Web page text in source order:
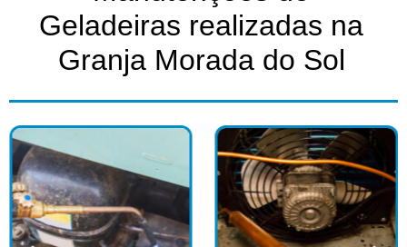
Geladeiras realizadas na
Granja Morada do Sol​